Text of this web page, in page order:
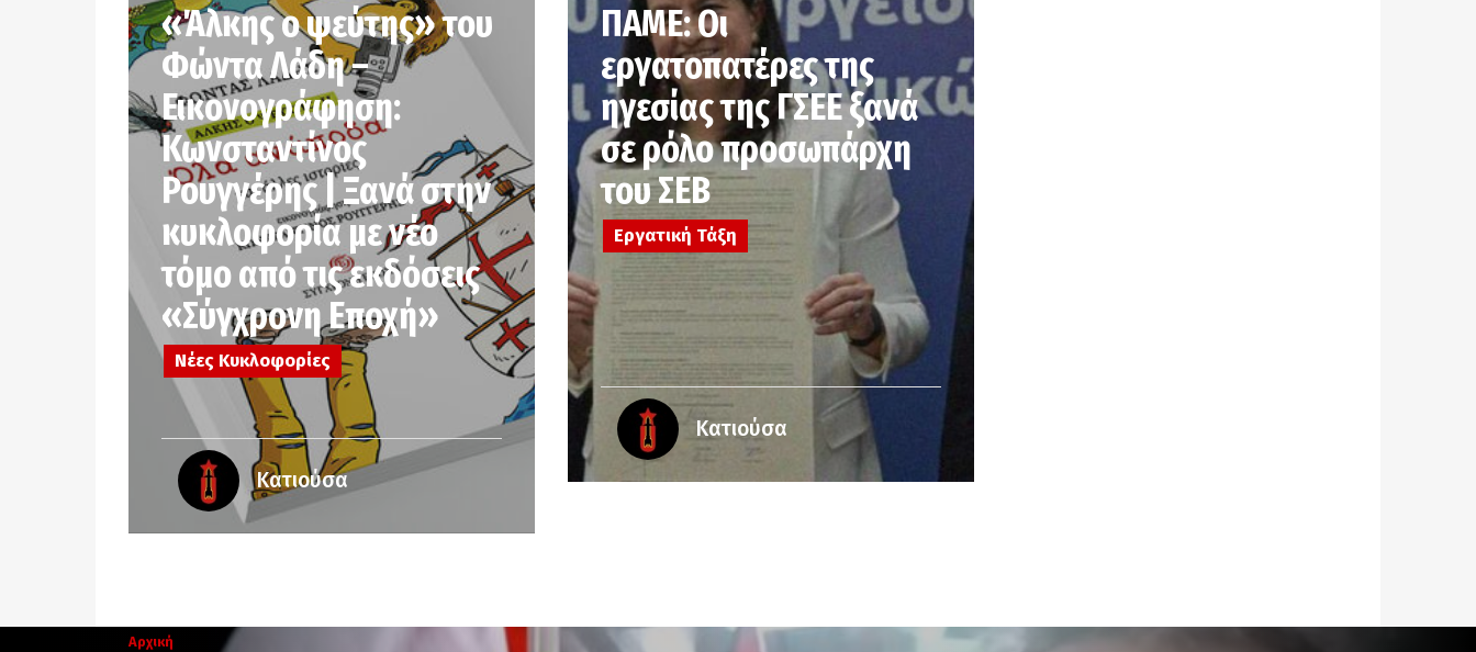
«Άλκης ο ψεύτης» του
Φώντα Λάδη –
Εικονογράφηση:
Κωνσταντίνος
Ρουγγέρης | Ξανά στην
κυκλοφορία με νέο
τόμο από τις εκδόσεις
«Σύγχρονη Εποχή»
Νέες Κυκλοφορίες
Κατιούσα
ΠΑΜΕ: Οι
εργατοπατέρες της
ηγεσίας της ΓΣΕΕ ξανά
σε ρόλο προσωπάρχη
του ΣΕΒ
Εργατική Τάξη
Κατιούσα
Αρχική